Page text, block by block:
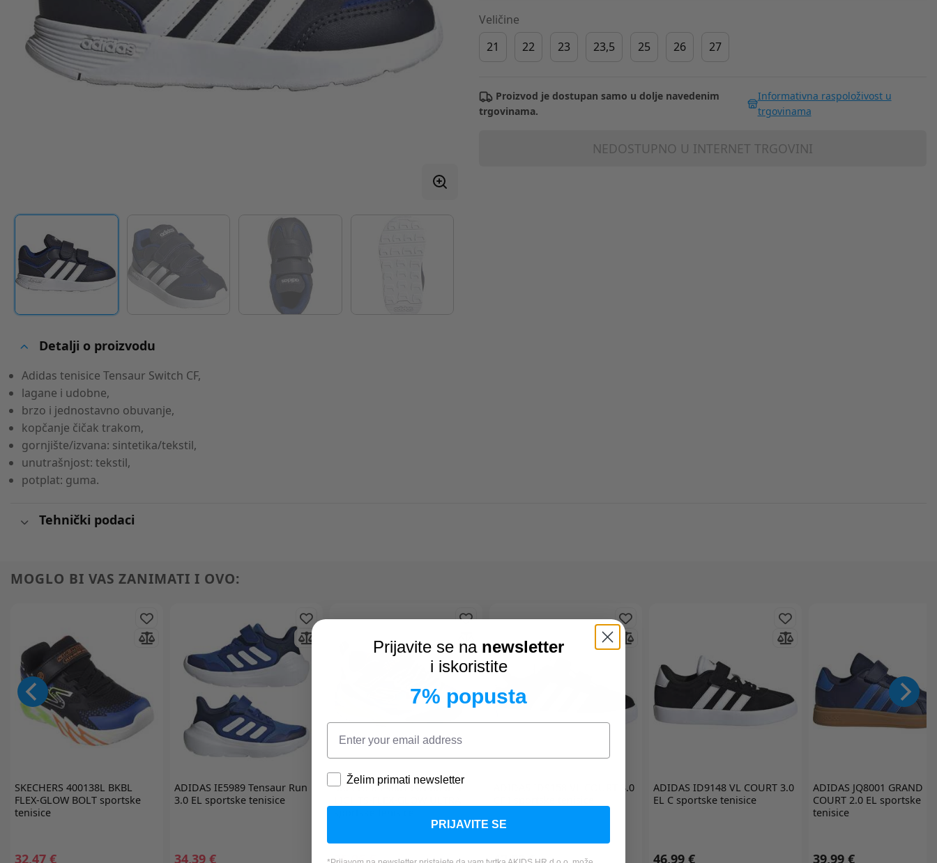
Veličine
21
22 23 23,5 25 26 27
Proizvod je dostupan samo u dolje navedenim
trgovinama.
Informativna raspoloživost u
trgovinama
NEDOSTUPNO U INTERNET TRGOVINI
Detalji o proizvodu
Adidas tenisice Tensaur Switch CF,
lagane i udobne,
brzo i jednostavno obuvanje,
kopčanje čičak trakom,
gornjište/izvana: sintetika/tekstil,
unutrašnjost: tekstil,
potplat: guma.
Tehnički podaci
MOGLO BI VAS ZANIMATI I OVO:
SKECHERS 400138L BKBL
FLEX-GLOW BOLT sportske
tenisice
32,47 €
ADIDAS IE5989 Tensaur Run
3.0 EL sportske tenisice
34,39 €
SKECHERS400139N BKSL S
35,96 €
ID9158 VL COURT 3.0
42,99 €
ADIDAS ID9148 VL COURT 3.0
EL C sportske tenisice
46,99 €
ADIDAS JQ8001 GRAND
COURT 2.0 EL sportske
tenisice
39,99 €
Prijavite se na newsletter
i iskoristite
7% popusta
Želim primati newsletter
PRIJAVITE SE